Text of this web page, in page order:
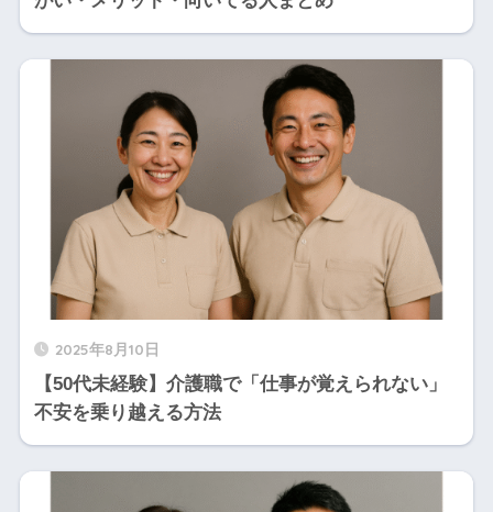
2025年8月10日
【50代未経験】介護職で「仕事が覚えられない」
不安を乗り越える方法